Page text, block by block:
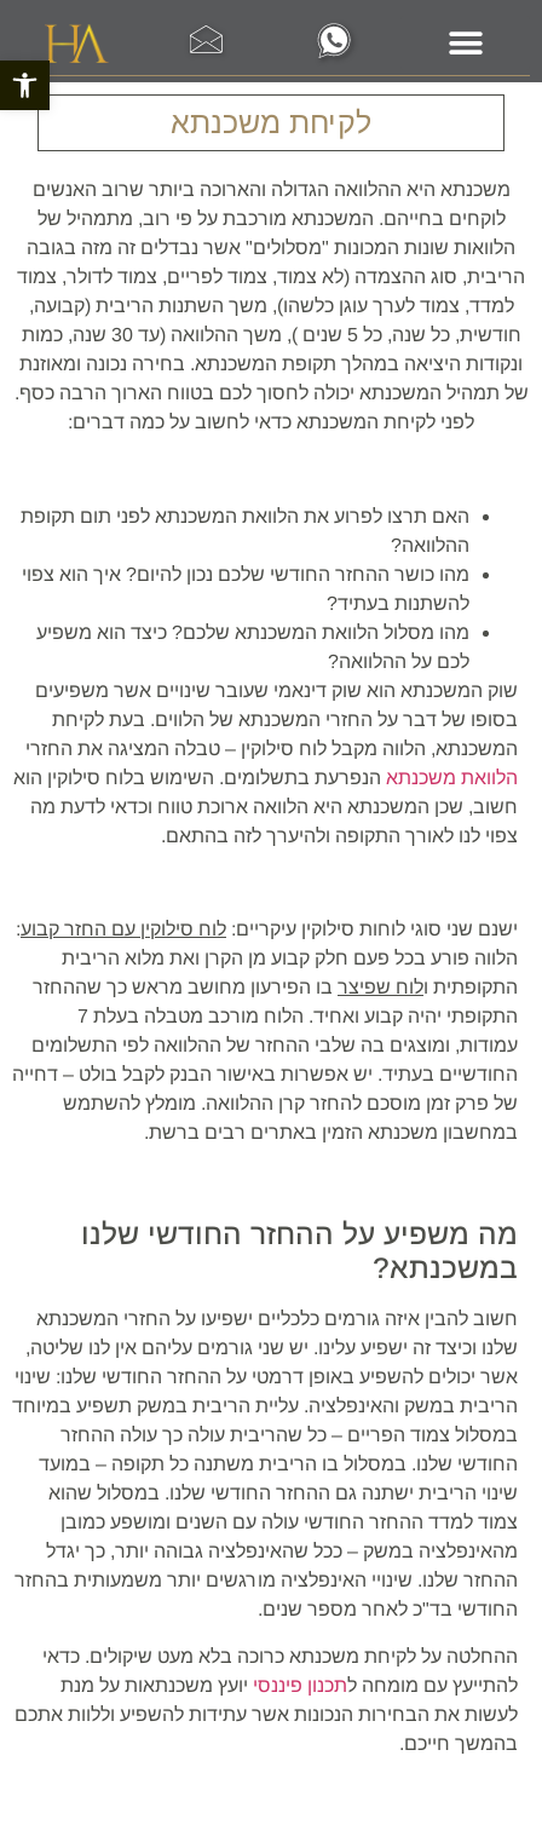
פתח
לקיחת משכנתא
משכנתא היא ההלוואה הגדולה והארוכה ביותר שרוב האנשים
לוקחים בחייהם. המשכנתא מורכבת על פי רוב, מתמהיל של
הלוואות שונות המכונות "מסלולים" אשר נבדלים זה מזה בגובה
הריבית, סוג ההצמדה (לא צמוד, צמוד לפריים, צמוד לדולר, צמוד
למדד, צמוד לערך עוגן כלשהו), משך השתנות הריבית (קבועה,
חודשית, כל שנה, כל 5 שנים ), משך ההלוואה (עד 30 שנה, כמות
ונקודות היציאה במהלך תקופת המשכנתא. בחירה נכונה ומאוזנת
של תמהיל המשכנתא יכולה לחסוך לכם בטווח הארוך הרבה כסף.
לפני לקיחת המשכנתא כדאי לחשוב על כמה דברים:
האם תרצו לפרוע את הלוואת המשכנתא לפני תום תקופת
ההלוואה?
מהו כושר ההחזר החודשי שלכם נכון להיום? איך הוא צפוי
להשתנות בעתיד?
מהו מסלול הלוואת המשכנתא שלכם? כיצד הוא משפיע
לכם על ההלוואה?
שוק המשכנתא הוא שוק דינאמי שעובר שינויים אשר משפיעים
בסופו של דבר על החזרי המשכנתא של הלווים. בעת לקיחת
המשכנתא, הלווה מקבל לוח סילוקין – טבלה המציגה את החזרי
הלוואת משכנתא הנפרעת בתשלומים. השימוש בלוח סילוקין הוא
חשוב, שכן המשכנתא היא הלוואה ארוכת טווח וכדאי לדעת מה
צפוי לנו לאורך התקופה ולהיערך לזה בהתאם.
ישנם שני סוגי לוחות סילוקין עיקריים: לוח סילוקין עם החזר קבוע:
הלווה פורע בכל פעם חלק קבוע מן הקרן ואת מלוא הריבית
התקופתית ולוח שפיצר בו הפירעון מחושב מראש כך שההחזר
התקופתי יהיה קבוע ואחיד. הלוח מורכב מטבלה בעלת 7
עמודות, ומוצגים בה שלבי ההחזר של ההלוואה לפי התשלומים
החודשיים בעתיד. יש אפשרות באישור הבנק לקבל בולט – דחייה
של פרק זמן מוסכם להחזר קרן ההלוואה. מומלץ להשתמש
במחשבון משכנתא הזמין באתרים רבים ברשת.
מה משפיע על ההחזר החודשי שלנו
במשכנתא?
חשוב להבין איזה גורמים כלכליים ישפיעו על החזרי המשכנתא
שלנו וכיצד זה ישפיע עלינו. יש שני גורמים עליהם אין לנו שליטה,
אשר יכולים להשפיע באופן דרמטי על ההחזר החודשי שלנו: שינוי
הריבית במשק והאינפלציה. עליית הריבית במשק תשפיע במיוחד
במסלול צמוד הפריים – כל שהריבית עולה כך עולה ההחזר
החודשי שלנו. במסלול בו הריבית משתנה כל תקופה – במועד
שינוי הריבית ישתנה גם ההחזר החודשי שלנו. במסלול שהוא
צמוד למדד ההחזר החודשי עולה עם השנים ומושפע כמובן
מהאינפלציה במשק – ככל שהאינפלציה גבוהה יותר, כך יגדל
ההחזר שלנו. שינויי האינפלציה מורגשים יותר משמעותית בהחזר
החודשי בד"כ לאחר מספר שנים.
ההחלטה על לקיחת משכנתא כרוכה בלא מעט שיקולים. כדאי
להתייעץ עם מומחה לתכנון פיננסי יועץ משכנתאות על מנת
לעשות את הבחירות הנכונות אשר עתידות להשפיע וללוות אתכם
בהמשך חייכם.